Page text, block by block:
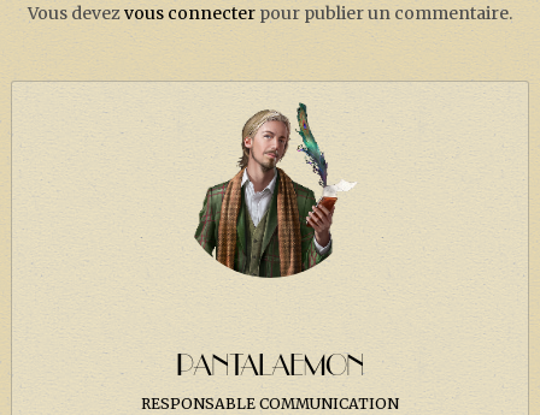
Vous devezvous connecter pour publier un commentaire.
PANTALAEMON
RESPONSABLE COMMUNICATION